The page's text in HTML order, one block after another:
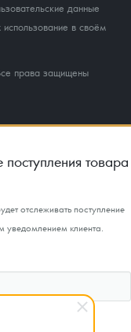
данные
в своём
права защищены
товара
отслеживать поступление
клиента.